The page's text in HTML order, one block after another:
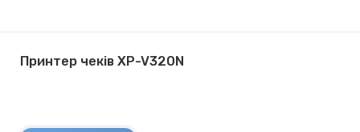
Принтер чеків XP-V320N